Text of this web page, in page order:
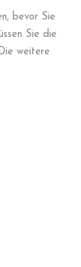
bevor Sie
Sie die
weitere